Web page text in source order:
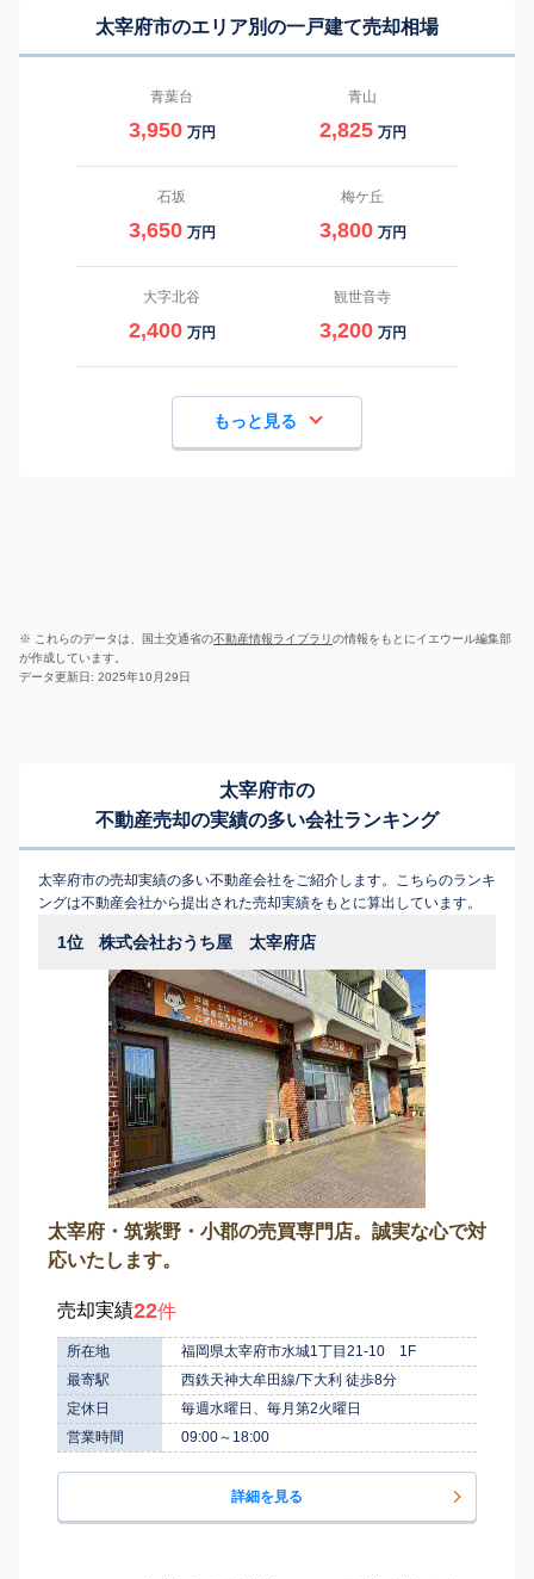
太宰府市のエリア別の一戸建て売却相場
青葉台
3,950 万円
青山
2,825 万円
石坂
3,650 万円
梅ケ丘
3,800 万円
大字北谷
2,400 万円
観世音寺
3,200 万円
もっと見る
※ これらのデータは、国土交通省の不動産情報ライブラリの情報をもとにイエウール編集部
が作成しています。
データ更新日: 2025年10月29日
太宰府市の
不動産売却の実績の多い会社ランキング
太宰府市の売却実績の多い不動産会社をご紹介します。こちらのランキ
ングは不動産会社から提出された売却実績をもとに算出しています。
1位 株式会社おうち屋 太宰府店
太宰府・筑紫野・小郡の売買専門店。誠実な心で対
応いたします。
売却実績22件
所在地
福岡県太宰府市水城1丁目21-10 1F
最寄駅
西鉄天神大牟田線/下大利 徒歩8分
定休日
毎週水曜日、毎月第2火曜日
営業時間
09:00～18:00
詳細を見る